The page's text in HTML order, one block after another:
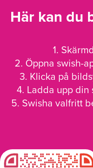
Här kan du
1.
2. Öppna swish-
3. Klicka på
4. Ladda upp din
5. Swisha valfritt